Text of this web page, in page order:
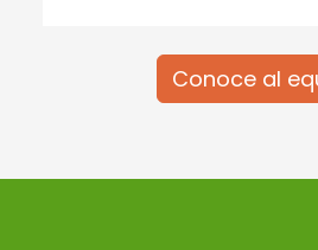
Conoce al